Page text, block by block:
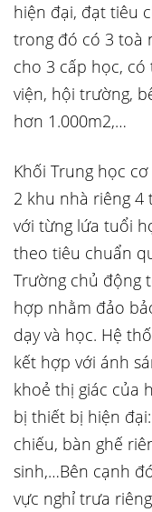
hiện đại, đạt tiêu
trong đó có 3 toà
cho 3 cấp học,
viện, hội trường,
hơn 1.000m2,…
Khối Trung học
2 khu nhà riêng 4
với từng lứa tuổi
theo tiêu chuẩn
Trường chủ động
hợp nhằm đảo
dạy và học. Hệ
kết hợp với ánh
khoẻ thị giác của
bị thiết bị hiện
chiếu, bàn ghế
sinh,…Bên cạnh
vực nghỉ trưa